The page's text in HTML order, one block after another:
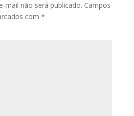
mail não será publicado. Campos
com *